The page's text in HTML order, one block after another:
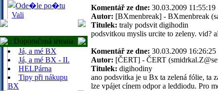
Vali
:: Doporučená témata
Já, a mé BX
Já, a mé BX - II.
HELPárna
Tipy při nákupu
BX
Komentář ze dne: 30.03.2009
Autor: [BXmenbreak] - BXmenbreak
Titulek: traly podsvit digihodin
podsvitkou myslis urcite to zeleny. vid?
Komentář ze dne: 30.03.2009
Autor: [ČERT] - ČERT
Titulek: digihodiny
ano podsvitka je u Bx ta zelená fólie, ta
lze vpájet cínem odpor a leddiodu. Pro